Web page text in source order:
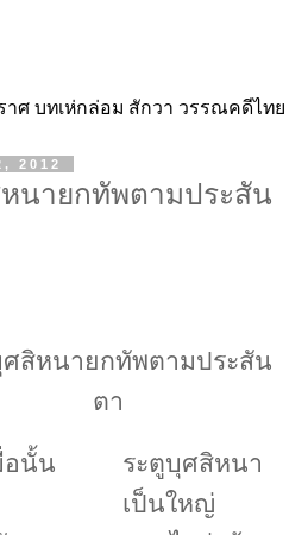
ศ บทเห่กล่อม สักวา วรรณคดีไทย
2012
นายกทัพตามประสัน
ศสิหนายกทัพตามประสัน
ตา
อนั้น
ระตูบุศสิหนา
เป็นใหญ่